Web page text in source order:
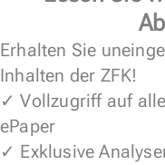
Erhalten Sie
Inhalten der ZFK!
✓ Vollzugriff auf
ePaper
✓ Exklusive